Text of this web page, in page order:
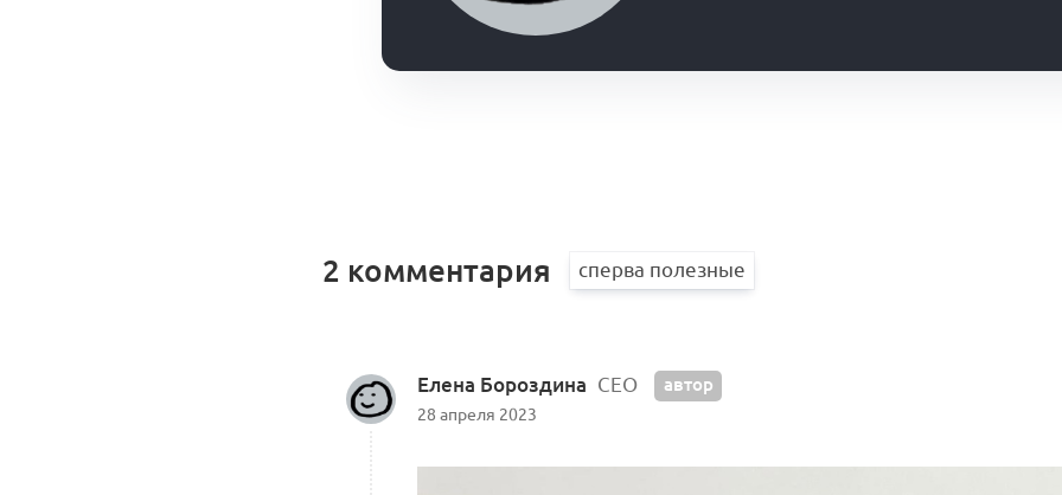
2 комментария
Елена Бороздина CEO автор
28 апреля 2023